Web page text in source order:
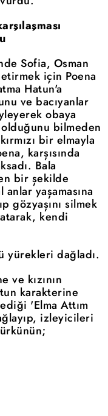
Sofia, Osman
için Poena
Hatun'a
ve bacıyanlar
obaya
bilmeden
bir elmayla
karşısında
Bala
bir şekilde
yaşamasına
gözyaşını silmek
kendi
yürekleri dağladı.
ve kızının
karakterine
'Elma Attım
izleyicileri